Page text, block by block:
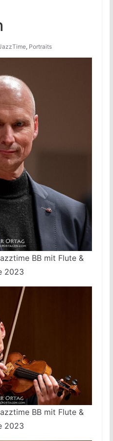
, Portraits
BB mit Flute &
2023
BB mit Flute &
2023